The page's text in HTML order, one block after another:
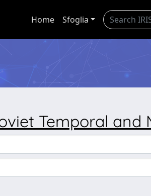
Home Sfoglia
Temporal and